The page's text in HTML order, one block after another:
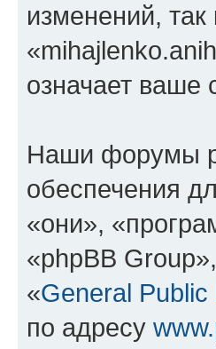
изменений,
означает ваше
Наши форумы
обеспечения
«они»,
«phpBB
«General Public
по адресу